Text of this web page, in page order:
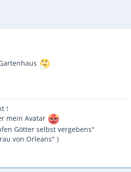
!
mein Avatar
Götter selbst vergebens"
von Orleans" )